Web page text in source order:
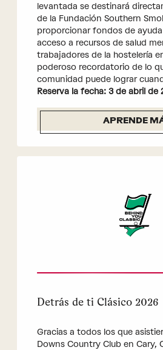
levantada se destinará
de la Fundación Southern
proporcionar fondos de
acceso a recursos de salud
trabajadores de la hostelería
poderoso recordatorio de lo
comunidad puede lograr
Reserva la fecha: 3 de abril de
APRENDE
Detrás de ti Clásico 2026
Gracias a todos los que
Downs Country Club en Cary,